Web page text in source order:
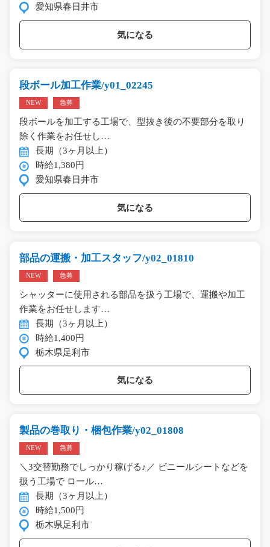
愛知県春日井市
気になる
段ボール加工作業/y01_02245
NEW 急募
段ボールを加工する工場で、型抜き後の不要部分を取り
除く作業をお任せし…
長期（3ヶ月以上）
時給1,380円
愛知県春日井市
気になる
部品の運搬・加工スタッフ/y02_01810
NEW 急募
シャッターに使用される部品を扱う工場で、運搬や加工
作業をお任せします…
長期（3ヶ月以上）
時給1,400円
栃木県足利市
気になる
製品の巻取り・梱包作業/y02_01808
NEW 急募
＼3交替勤務でしっかり稼げる♪／ ビニールシートなどを
扱う工場で ロール…
長期（3ヶ月以上）
時給1,500円
栃木県足利市